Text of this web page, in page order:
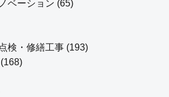
ベーション (65)
検・修繕工事 (193)